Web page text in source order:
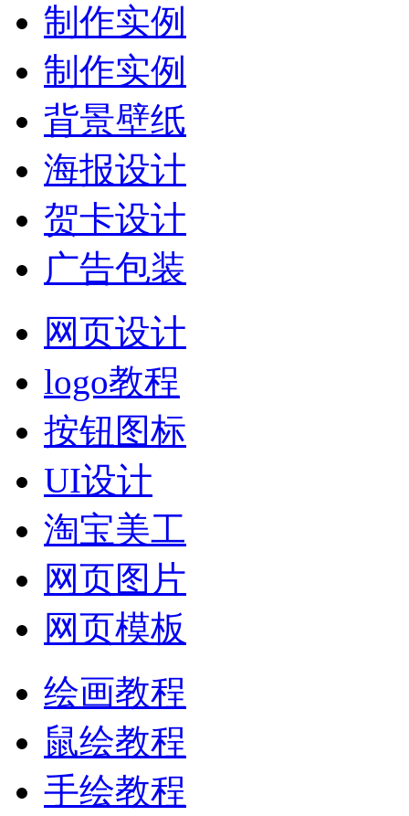
制作实例
制作实例
背景壁纸
海报设计
贺卡设计
广告包装
网页设计
logo教程
按钮图标
UI设计
淘宝美工
网页图片
网页模板
绘画教程
鼠绘教程
手绘教程